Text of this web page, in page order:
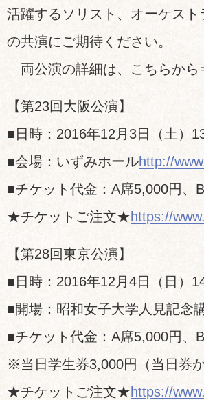
活躍するソリスト、オーケスト
の共演にご期待ください。
両公演の詳細は、こちらか
【第23回大阪公演】
■日時：2016年12月3日（土）
■会場：いずみホールhttp://
■チケット代金：A席5,000円、
★チケットご注文★https://
【第28回東京公演】
■日時：2016年12月4日（日）
■開場：昭和女子大学人見記念
■チケット代金：A席5,000円、
※当日学生券3,000円（当日券
★チケットご注文★https://